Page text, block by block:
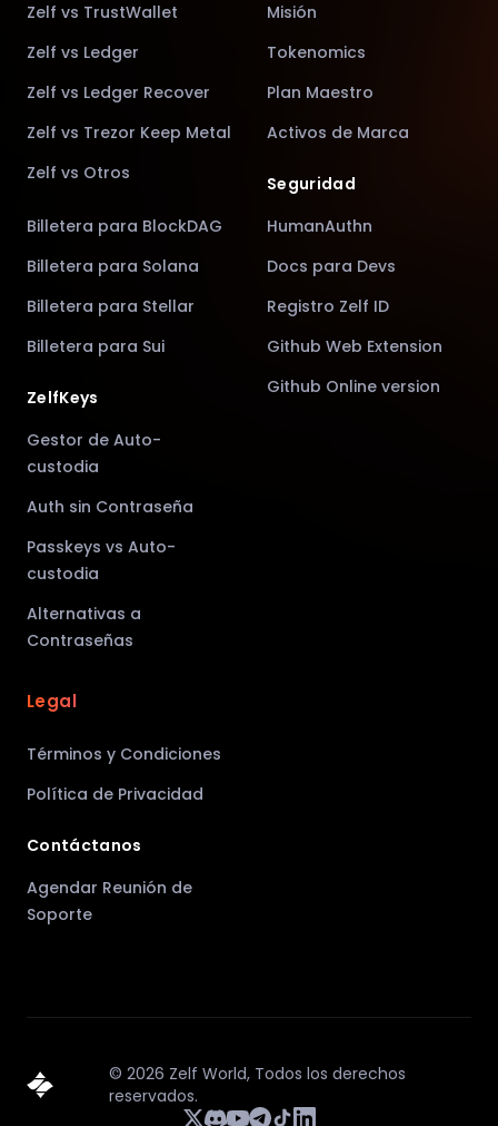
Zelf vs TrustWallet
Zelf vs Ledger
Zelf vs Ledger Recover
Zelf vs Trezor Keep Metal
Zelf vs Otros
Billetera para BlockDAG
Billetera para Solana
Billetera para Stellar
Billetera para Sui
ZelfKeys
Gestor de Auto-
custodia
Auth sin Contraseña
Passkeys vs Auto-
custodia
Alternativas a
Contraseñas
Misión
Tokenomics
Plan Maestro
Activos de Marca
Seguridad
HumanAuthn
Docs para Devs
Registro Zelf ID
Github Web Extension
Github Online version
Legal
Términos y Condiciones
Política de Privacidad
Contáctanos
Agendar Reunión de
Soporte
©2026 Zelf World, Todos los derechos
reservados.